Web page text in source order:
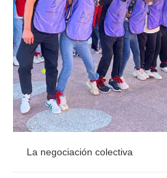
de productos de jardín de diseño de
líder en la industria de productos
La negociación colectiva